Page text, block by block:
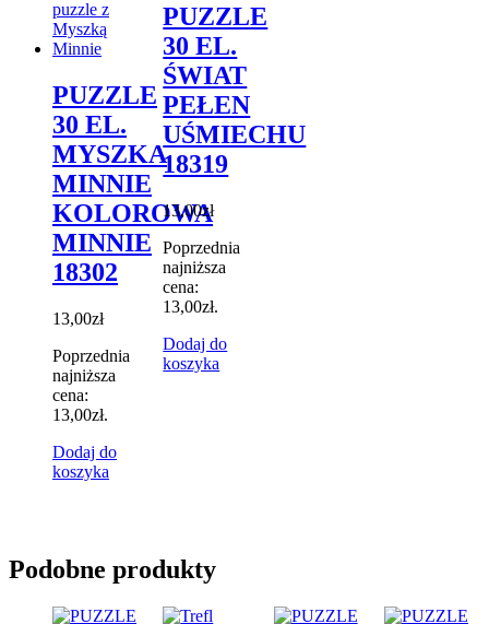
PUZZLE
30 EL.
MYSZKA
MINNIE
KOLOROWA
MINNIE
18302
13,00zł
Poprzednia
najniższa
cena:
13,00zł.
Dodaj do
koszyka
PUZZLE
30 EL.
ŚWIAT
PEŁEN
UŚMIECHU
18319
13,00zł
Poprzednia
najniższa
cena:
13,00zł.
Dodaj do
koszyka
Podobne produkty